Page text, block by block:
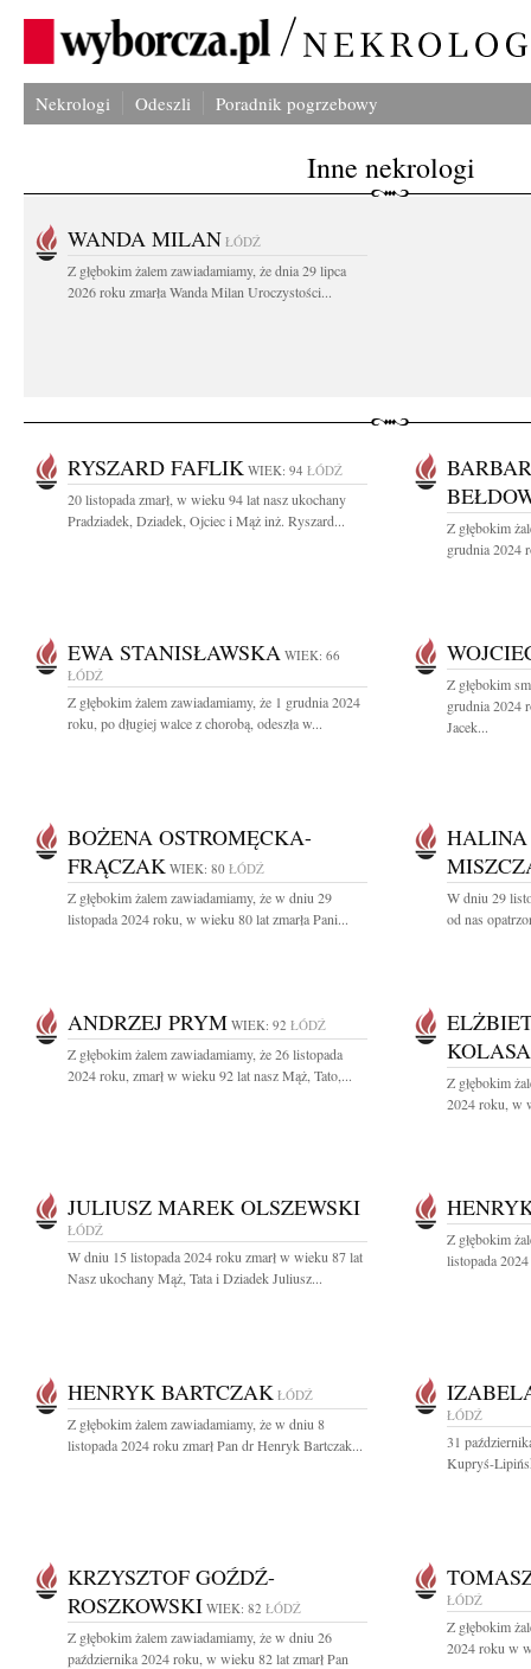
Nekrologi Odeszli Poradnik pogrzebowy
Inne nekrologi
WANDA MILAN ŁÓDŹ
Z głębokim żalem zawiadamiamy, że dnia 29 lipca
2026 roku zmarła Wanda Milan Uroczystości...
RYSZARD FAFLIK WIEK: 94 ŁÓDŹ
20 listopada zmarł, w wieku 94 lat nasz ukochany
Pradziadek, Dziadek, Ojciec i Mąż inż. Ryszard...
Z głębokim
grudnia 2024
EWA STANISŁAWSKA WIEK: 66
ŁÓDŹ
Z głębokim żalem zawiadamiamy, że 1 grudnia 2024
roku, po długiej walce z chorobą, odeszła w...
Z głębokim
grudnia 2024
Jacek...
BOŻENA OSTROMĘCKA-
FRĄCZAK WIEK: 80 ŁÓDŹ
Z głębokim żalem zawiadamiamy, że w dniu 29
listopada 2024 roku, w wieku 80 lat zmarła Pani...
W dniu 29
od nas
ANDRZEJ PRYM WIEK: 92 ŁÓDŹ
Z głębokim żalem zawiadamiamy, że 26 listopada
2024 roku, zmarł w wieku 92 lat nasz Mąż, Tato,...
KOLASA
Z głębokim
2024 roku, w
JULIUSZ MAREK OLSZEWSKI
ŁÓDŹ
W dniu 15 listopada 2024 roku zmarł w wieku 87 lat
Nasz ukochany Mąż, Tata i Dziadek Juliusz...
Z głębokim
listopada
HENRYK BARTCZAK ŁÓDŹ
Z głębokim żalem zawiadamiamy, że w dniu 8
listopada 2024 roku zmarł Pan dr Henryk Bartczak...
ŁÓDŹ
31
Kupryś-
KRZYSZTOF GOŹDŹ-
ROSZKOWSKI WIEK: 82 ŁÓDŹ
Z głębokim żalem zawiadamiamy, że w dniu 26
października 2024 roku, w wieku 82 lat zmarł Pan
ŁÓDŹ
Z głębokim
2024 roku w